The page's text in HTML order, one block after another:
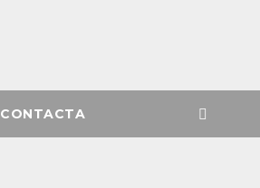
CONTACTA